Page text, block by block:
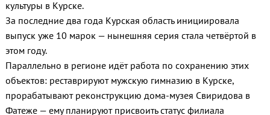
культуры в Курске.
За последние два года Курская область инициировала
выпуск уже 10 марок — нынешняя серия стала четвёртой в
этом году.
Параллельно в регионе идёт работа по сохранению этих
объектов: реставрируют мужскую гимназию в Курске,
прорабатывают реконструкцию дома‑музея Свиридова в
Фатеже — ему планируют присвоить статус филиала